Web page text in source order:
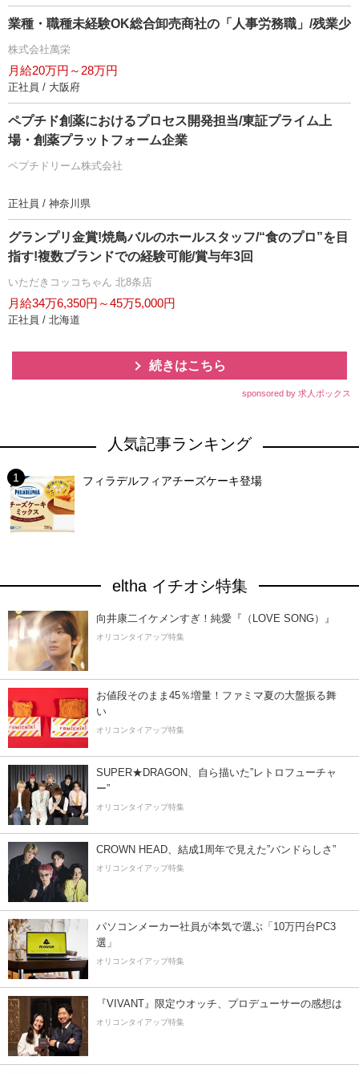
業種・職種未経験OK総合卸売商社の「人事労務職」/残業少
株式会社萬栄
月給20万円～28万円
正社員 / 大阪府
ペプチド創薬におけるプロセス開発担当/東証プライム上
場・創薬プラットフォーム企業
ペプチドリーム株式会社
正社員 / 神奈川県
グランプリ金賞!焼鳥バルのホールスタッフ/“食のプロ”を目
指す!複数ブランドでの経験可能/賞与年3回
いただきコッコちゃん 北8条店
月給34万6,350円～45万5,000円
正社員 / 北海道
続きはこちら
sponsored by 求人ボックス
人気記事ランキング
フィラデルフィアチーズケーキ登場
eltha イチオシ特集
向井康二イケメンすぎ！純愛『（LOVE SONG）』
オリコンタイアップ特集
お値段そのまま45％増量！ファミマ夏の大盤振る舞
い
オリコンタイアップ特集
SUPER★DRAGON、自ら描いた”レトロフューチャ
ー”
オリコンタイアップ特集
CROWN HEAD、結成1周年で見えた”バンドらしさ”
オリコンタイアップ特集
パソコンメーカー社員が本気で選ぶ「10万円台PC3
選」
オリコンタイアップ特集
『VIVANT』限定ウオッチ、プロデューサーの感想は
オリコンタイアップ特集